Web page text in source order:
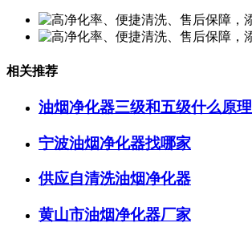
相关推荐
油烟净化器三级和五级什么原理
宁波油烟净化器找哪家
供应自清洗油烟净化器
黄山市油烟净化器厂家